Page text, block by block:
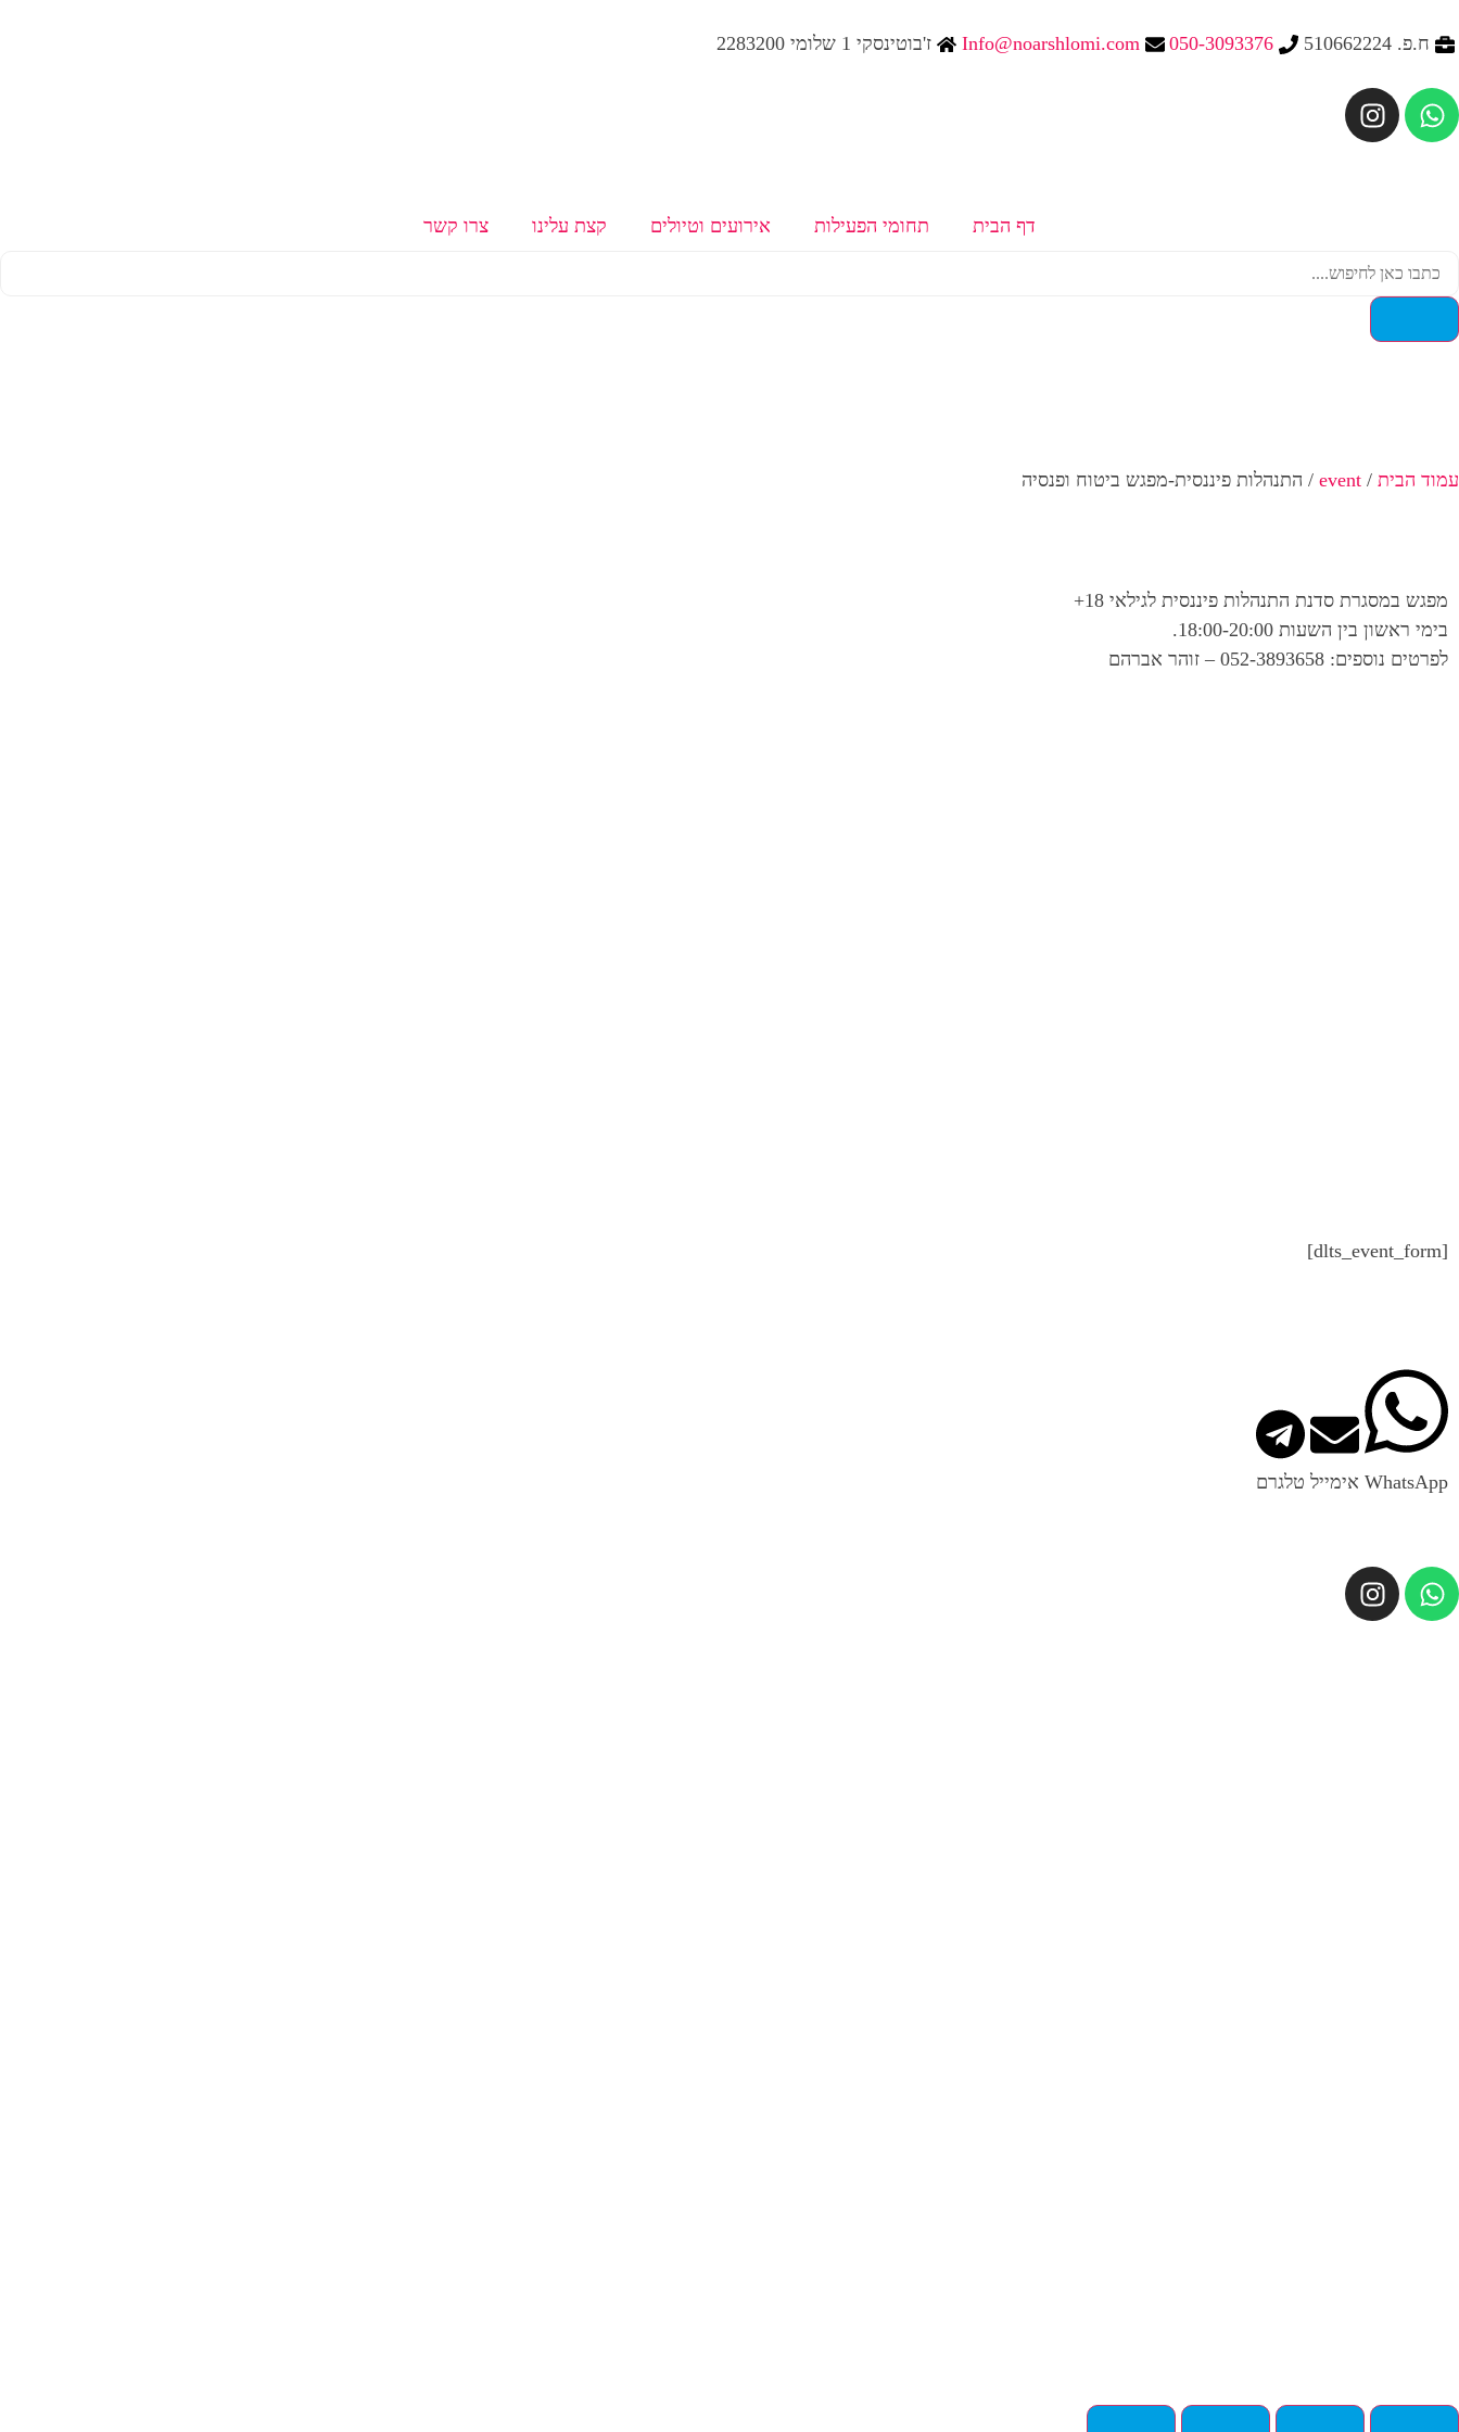
ח.פ. 510662224 050-3093376
Info@noarshlomi.com ז'בוטינסקי 1 שלומי 2283200
דף הבית תחומי הפעילות אירועים וטיולים קצת עלינו צרו קשר
עמוד הבית /
event / התנהלות פיננסית-מפגש ביטוח ופנסיה
מפגש במסגרת סדנת התנהלות פיננסית לגילאי 18+
בימי ראשון בין השעות 18:00-20:00.
לפרטים נוספים: 052-3893658 – זוהר אברהם
[dlts_event_form]
WhatsApp אימייל טלגרם